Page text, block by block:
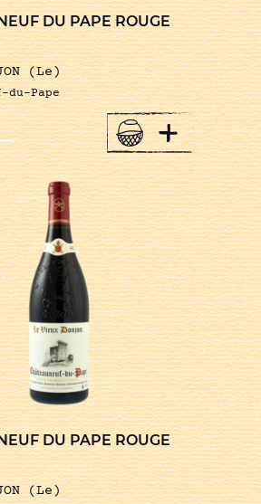
DU PAPE ROUGE
(Le)
du-Pape
+
DU PAPE ROUGE
(Le)